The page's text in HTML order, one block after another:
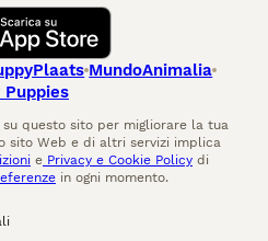
MundoAnimalia
Puppies
questo sito per migliorare la tua
sito Web e di altri servizi implica
e Privacy e Cookie Policy di
in ogni momento.